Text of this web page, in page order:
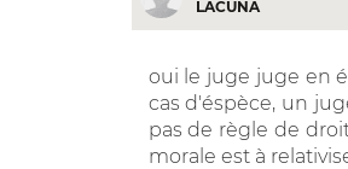
LACUNA
oui le juge juge en
cas d'éspèce, un
pas de règle de
morale est à